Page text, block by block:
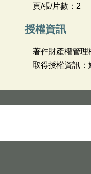
頁/張/片數：2
授權資訊
著作財產權管理
取得授權資訊：